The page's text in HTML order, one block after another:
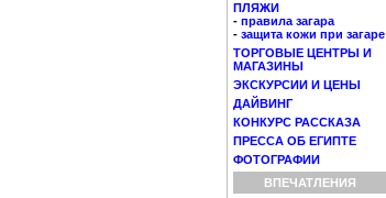
ПЛЯЖИ
- правила загара
- защита кожи при загаре
ТОРГОВЫЕ ЦЕНТРЫ И
МАГАЗИНЫ
ЭКСКУРСИИ И ЦЕНЫ
ДАЙВИНГ
КОНКУРС РАССКАЗА
ПРЕССА ОБ ЕГИПТЕ
ФОТОГРАФИИ
ВПЕЧАТЛЕНИЯ